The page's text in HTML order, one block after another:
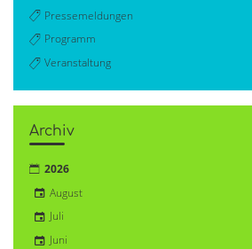
Pressemeldungen
Programm
Veranstaltung
Archiv
2026
August
Juli
Juni